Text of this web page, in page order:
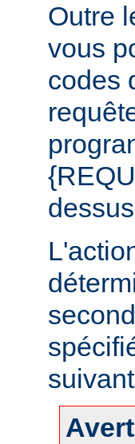
Outre
vous
codes